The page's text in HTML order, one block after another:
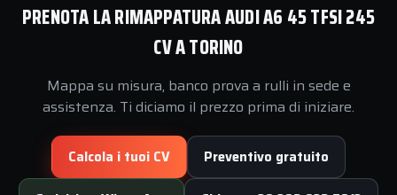
PRENOTA LA RIMAPPATURA AUDI A6 45 TFSI 245
CV A TORINO
Mappa su misura, banco prova a rulli in sede e
assistenza. Ti diciamo il prezzo prima di iniziare.
Calcola i tuoi CV Preventivo gratuito